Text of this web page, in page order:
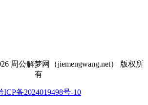
周公解梦网（jiemengwang.net） 版权所
有
ICP备2024019498号-10